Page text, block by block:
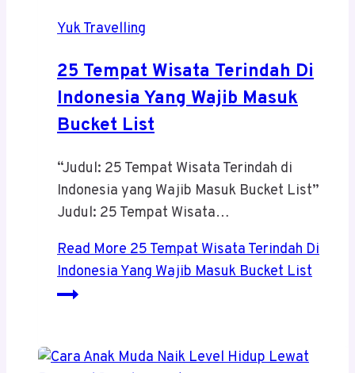
Yuk Travelling
25 Tempat Wisata Terindah Di
Indonesia Yang Wajib Masuk
Bucket List
“Judul: 25 Tempat Wisata Terindah di
Indonesia yang Wajib Masuk Bucket List”
Judul: 25 Tempat Wisata…
Read More25 Tempat Wisata Terindah Di
Indonesia Yang Wajib Masuk Bucket List